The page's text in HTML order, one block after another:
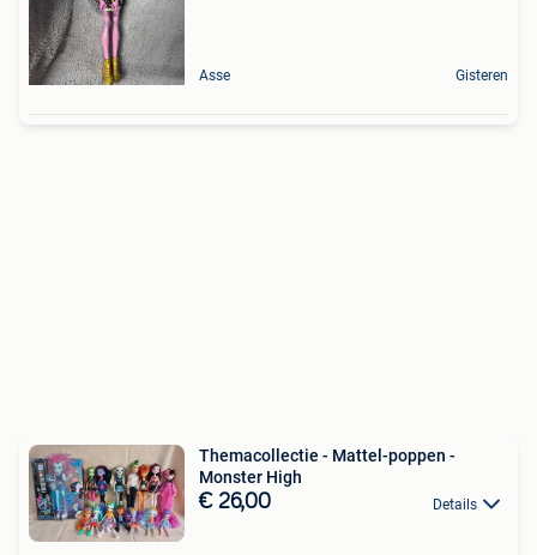
Asse Gisteren
Themacollectie - Mattel-poppen -
Monster High
€ 26,00 Details